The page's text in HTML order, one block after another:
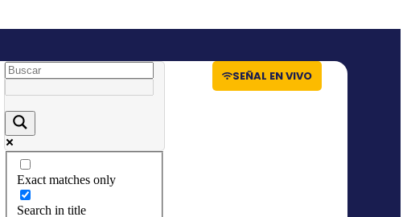
Exact matches only
Search in title
SEÑAL EN VIVO